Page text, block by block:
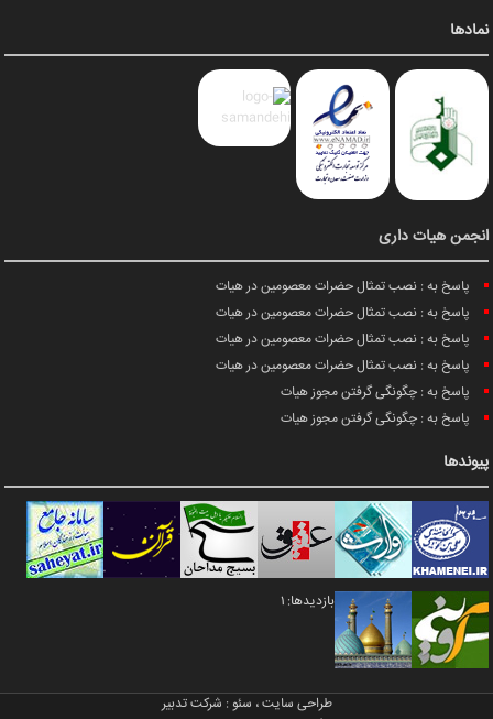
نمادها
انجمن هیات داری
پاسخ به : نصب تمثال حضرات معصومین در هیات
پاسخ به : نصب تمثال حضرات معصومین در هیات
پاسخ به : نصب تمثال حضرات معصومین در هیات
پاسخ به : نصب تمثال حضرات معصومین در هیات
پاسخ به : چگونگی گرفتن مجوز هیات
پاسخ به : چگونگی گرفتن مجوز هیات
پیوندها
بازدیدها: 1
طراحی سایت، سئو : شرکت تدبیر